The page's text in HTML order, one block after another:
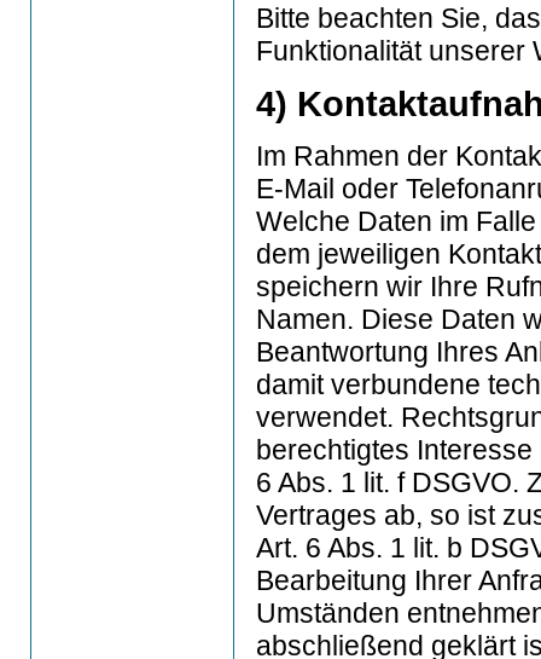
Bitte beachten Sie,
Funktionalität unserer
4)
Im Rahmen der
E-Mail oder
Welche Daten im
dem jeweiligen
speichern wir Ihre
Namen. Diese Daten
Beantwortung Ihres
damit verbundene
verwendet.
berechtigtes
6 Abs. 1 lit. f DSGVO.
Vertrages ab, so ist
Art. 6 Abs. 1 lit. b
Bearbeitung Ihrer
Umständen
abschließend geklärt